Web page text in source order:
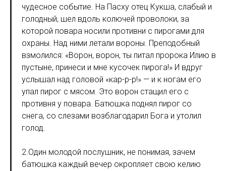
чудесное событие. На Пасху отец Кукша, слабый и
голодный, шел вдоль колючей проволоки, за
которой повара носили противни с пирогами для
охраны. Над ними летали вороны. Преподобный
взмолился: «Ворон, ворон, ты питал пророка Илию в
пустыне, принеси и мне кусочек пирога!» И вдруг
услышал над головой «кар-р-р!» — и к ногам его
упал пирог с мясом. Это ворон стащил его с
противня у повара. Батюшка поднял пирог со
снега, со слезами возблагодарил Бога и утолил
голод.
2.Один молодой послушник, не понимая, зачем
батюшка каждый вечер окропляет свою келию